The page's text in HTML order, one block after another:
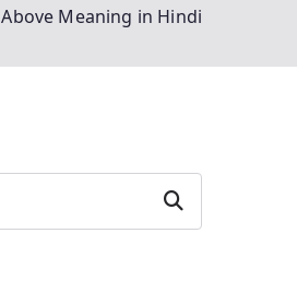
Above Meaning in Hindi
Search